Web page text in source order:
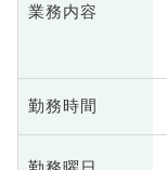
業務内容
勤務時間